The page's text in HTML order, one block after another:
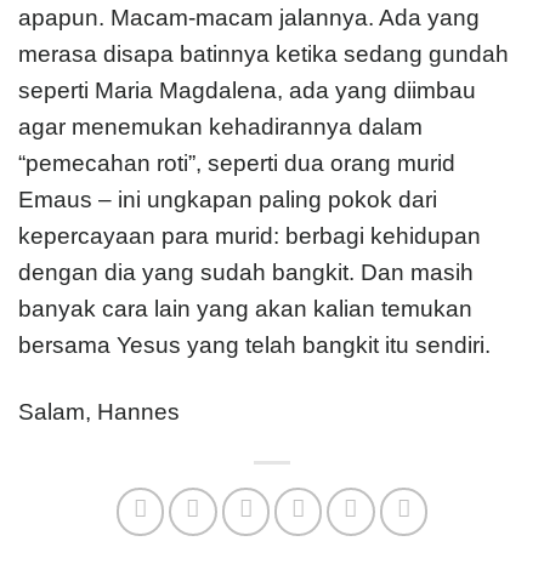
apapun. Macam-macam jalannya. Ada yang
merasa disapa batinnya ketika sedang gundah
seperti Maria Magdalena, ada yang diimbau
agar menemukan kehadirannya dalam
“pemecahan roti”, seperti dua orang murid
Emaus – ini ungkapan paling pokok dari
kepercayaan para murid: berbagi kehidupan
dengan dia yang sudah bangkit. Dan masih
banyak cara lain yang akan kalian temukan
bersama Yesus yang telah bangkit itu sendiri.
Salam, Hannes